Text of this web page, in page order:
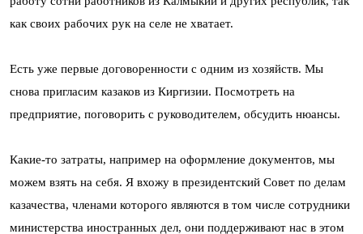
как своих рабочих рук на селе не хватает.
Есть уже первые договоренности с одним из хозяйств. Мы
снова пригласим казаков из Киргизии. Посмотреть на
предприятие, поговорить с руководителем, обсудить нюансы.
Какие-то затраты, например на оформление документов, мы
можем взять на себя. Я вхожу в президентский Совет по делам
казачества, членами которого являются в том числе сотрудники
министерства иностранных дел, они поддерживают нас в этом